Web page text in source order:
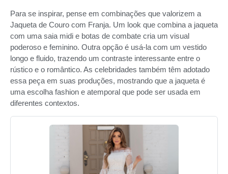
Para se inspirar, pense em combinações que valorizem a
Jaqueta de Couro com Franja. Um look que combina a jaqueta
com uma saia midi e botas de combate cria um visual
poderoso e feminino. Outra opção é usá-la com um vestido
longo e fluido, trazendo um contraste interessante entre o
rústico e o romântico. As celebridades também têm adotado
essa peça em suas produções, mostrando que a jaqueta é
uma escolha fashion e atemporal que pode ser usada em
diferentes contextos.